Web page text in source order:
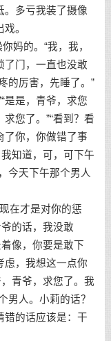
。多亏我装了摄像
。
妈的。“我，我，
了门，一直也没敢
的厉害，先睡了。”
是是，青爷，求您
您了。”“看到？看
了你，你做错了事
知道，可，可下午
今天下午那个男人
在才是对你的惩
的话，我没敢
像，你要是敢下
虑，我想这一点你
青爷，求您了。我
男人。小莉的话？
错的话应该是：干